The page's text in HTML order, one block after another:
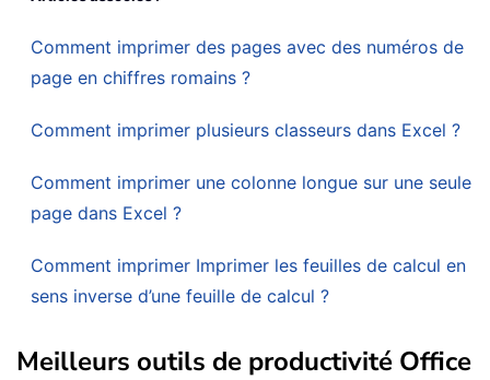
Comment imprimer des pages avec des numéros de
page en chiffres romains ?
Comment imprimer plusieurs classeurs dans Excel ?
Comment imprimer une colonne longue sur une seule
page dans Excel ?
Comment imprimer Imprimer les feuilles de calcul en
sens inverse d’une feuille de calcul ?
Meilleurs outils de productivité Office